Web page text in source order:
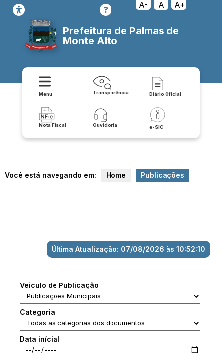
A- A A+
Prefeitura de Palmas de
Monte Alto
Menu Transparência Diário Oficial
Nota Fiscal Ouvidoria e-SIC
Você está navegando em: Home Publicações
Última Atualização: 07/08/2026 às 10:52:10
Veiculo de Publicação
Categoria
Data inícial